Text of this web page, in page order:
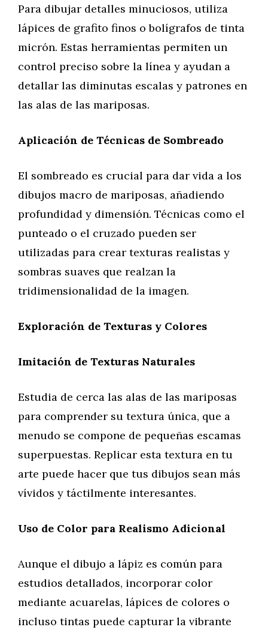
Para dibujar detalles minuciosos, utiliza
lápices de grafito finos o bolígrafos de tinta
micrón. Estas herramientas permiten un
control preciso sobre la línea y ayudan a
detallar las diminutas escalas y patrones en
las alas de las mariposas.
Aplicación de Técnicas de Sombreado
El sombreado es crucial para dar vida a los
dibujos macro de mariposas, añadiendo
profundidad y dimensión. Técnicas como el
punteado o el cruzado pueden ser
utilizadas para crear texturas realistas y
sombras suaves que realzan la
tridimensionalidad de la imagen.
Exploración de Texturas y Colores
Imitación de Texturas Naturales
Estudia de cerca las alas de las mariposas
para comprender su textura única, que a
menudo se compone de pequeñas escamas
superpuestas. Replicar esta textura en tu
arte puede hacer que tus dibujos sean más
vívidos y táctilmente interesantes.
Uso de Color para Realismo Adicional
Aunque el dibujo a lápiz es común para
estudios detallados, incorporar color
mediante acuarelas, lápices de colores o
incluso tintas puede capturar la vibrante